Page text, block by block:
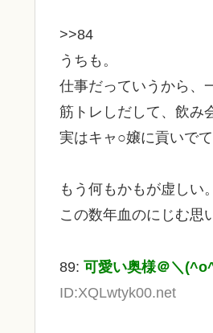
>>84
うちも。
仕事だっていうから、
筋トレしだして、飲み
実はキャ○嬢に貢いで
もう何もかもが虚しい。
この数年血のにじむ思
89: 可愛い奥様＠＼
ID:XQLwtyk00.net